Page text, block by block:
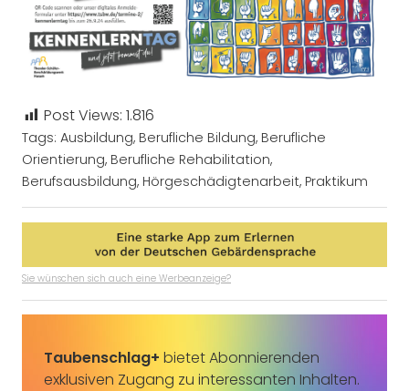
Post Views: 1.816
Tags: Ausbildung, Berufliche Bildung, Berufliche
Orientierung, Berufliche Rehabilitation,
Berufsausbildung, Hörgeschädigtenarbeit, Praktikum
Sie wünschen sich auch eine Werbeanzeige?
Taubenschlag+ bietet Abonnierenden
exklusiven Zugang zu interessanten Inhalten.